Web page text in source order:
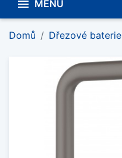
 MENU
Domů Dřezové baterie